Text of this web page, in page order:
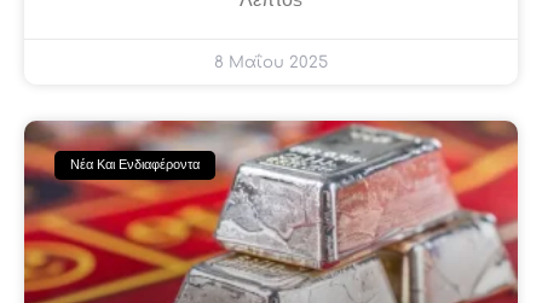
8 Μαΐου 2025
Νέα Και Ενδιαφέροντα